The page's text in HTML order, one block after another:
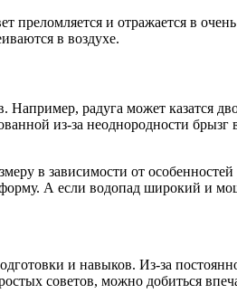
преломляется и отражается в
в воздухе.
радуга может казатся
из-за неоднородности
в зависимости от
А если водопад широкий и
и навыков. Из-за
советов, можно добиться